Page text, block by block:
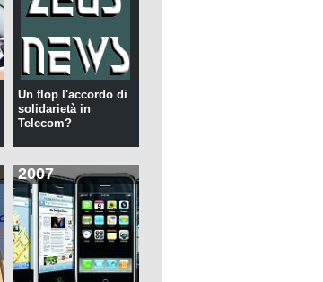
Un flop l'accordo di
solidarietà in
Telecom?
2007